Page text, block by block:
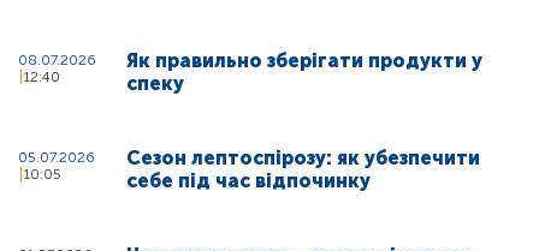
08.07.2026
12:40
Як правильно зберігати продукти у
спеку
05.07.2026
10:05
Сезон лептоспірозу: як убезпечити
себе під час відпочинку